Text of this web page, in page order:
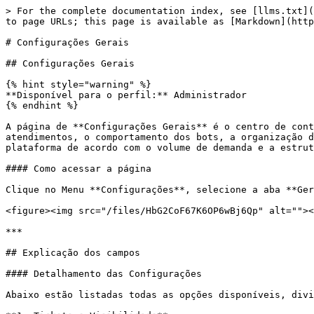
> For the complete documentation index, see [llms.txt](https://ajuda.zdg.com.br/llms.txt). Markdown versions of documentation pages are available by appending `.md` to page URLs; this page is available as [Markdown](https://ajuda.zdg.com.br/configuracao-administrador/configuracoes-painel-admin/configuracoes-gerais.md).

# Configurações Gerais

## Configurações Gerais

{% hint style="warning" %}
**Disponível para o perfil:** Administrador
{% endhint %}

A página de **Configurações Gerais** é o centro de controle mestre do sistema Z-PRO. Nela, o administrador define as regras globais que regem a visibilidade dos atendimentos, o comportamento dos bots, a organização da lista de chats e comandos técnicos de manutenção. Estas configurações permitem personalizar a experiência da plataforma de acordo com o volume de demanda e a estrutura hierárquica da empresa.

#### Como acessar a página

Clique no Menu **Configurações**, selecione a aba **Gerais** e clique no subitem **Geral**.

<figure><img src="/files/HbG2CoF67K6OP6wBj6Qp" alt=""><figcaption></figcaption></figure>

***

## Explicação dos campos

#### Detalhamento das Configurações

Abaixo estão listadas todas as opções disponíveis, divididas por blocos operacionais:

**1. Tickets e Visibilidade**

Controla as permissões de acesso e o que cada usuário pode visualizar na tela de atendimentos.

* [**Não visualizar Tickets já atribuídos a outros usuários:** ](/configuracao-administrador/configuracoes-painel-admin/configuracoes-gerais/visibilidade-de-tickets-para-usuarios-atendentes.md)Restringe a visão de usuários comuns apenas aos seus próprios atendimentos e tickets pendentes.
* **Não visualizar Tickets no ChatBot:** Oculta tickets que ainda estão em interação exclusiva com o [ChatFlow](broken://pages/wY1o2jf1H5pRdslBfSrJ).
* **Forçar atendimento via Carteira:** Prioriza o redirecionamento de novos tickets para o dono da Carteira de Clientes.
* **Visualizar Tickets sem Usuário ou Fila Atribuído:** Permite que usuários comuns vejam tickets que entraram no sistema sem destino definido.
* **Remover privilégios de visualização do supervisor:** Quando ativo, iguala a visão do Supervisor à de um Usuário comum.
* [**Habilitar perfis personalizados:**](/configuracao-administrador/administracao-painel-admin/usuarios/perfis-de-acesso.md) Libera a funcionalidade de criar Perfis de Acesso customizáveis.
* **Privacidade do** [**Funil**](/ferramentas-do-atendimento/gestao/funil-de-vendas.md)**:** Restringe a visualização de cards no Kanban apenas ao responsável por cada oportunidade.
* **Usar Envio Rápido de Mensagens:** Desabilita o intervalo de segurança entre envios (cadenciamento).

**2. Bot e Chatbot**

Define as regras de interação automatizada e comportamento de mídias sociais.

* **Fluxo ativo para o Bot de atendimento:** Seleciona o [ChatFlow](broken://pages/wY1o2jf1H5pRdslBfSrJ) padrão global.
* **Ignorar Mensagens de Grupo:** O sistema não abre tickets para interações em grupos de WhatsApp.
* **Ignorar Stories do Instagram:** Impede a abertura de tickets por menções ou reações em Stories.
* **Mostrar Grupos para todos os usuários:** Define se a aba de grupos é pública ou restrita por fila.
* **Mostrar Fechados para todos os usuários:** Permite que usuários comuns